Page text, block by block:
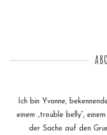
Ich bin Yvonne,
einem „trouble belly“,
der Sache auf den